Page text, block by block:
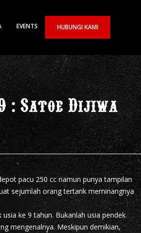
EVENTS HUBUNGI KAMI
: Satoe Dijiwa
pacu 250 cc namun punya tampilan
sejumlah orang tertarik meminangnya
ke 9 tahun. Bukanlah usia pendek
mengenalnya. Meskipun demikian,